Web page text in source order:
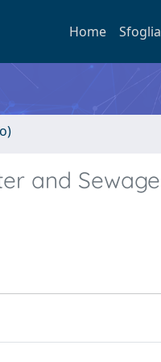
Home Sfoglia
and Sewage